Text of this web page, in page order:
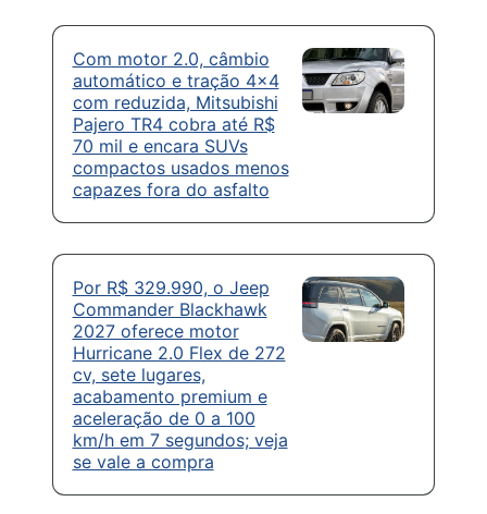
Com motor 2.0, câmbio
automático e tração 4×4
com reduzida, Mitsubishi
Pajero TR4 cobra até R$
70 mil e encara SUVs
compactos usados menos
capazes fora do asfalto
Por R$ 329.990, o Jeep
Commander Blackhawk
2027 oferece motor
Hurricane 2.0 Flex de 272
cv, sete lugares,
acabamento premium e
aceleração de 0 a 100
km/h em 7 segundos; veja
se vale a compra